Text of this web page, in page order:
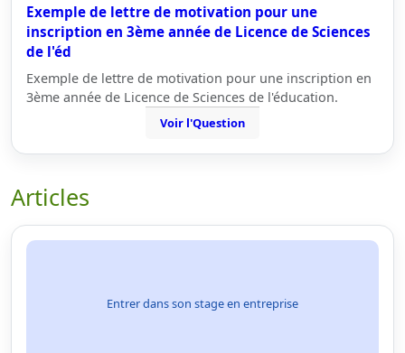
Exemple de lettre de motivation pour une
inscription en 3ème année de Licence de Sciences
de l'éd
Exemple de lettre de motivation pour une inscription en
3ème année de Licence de Sciences de l'éducation.
Voir l'Question
Articles
Entrer dans son stage en entreprise